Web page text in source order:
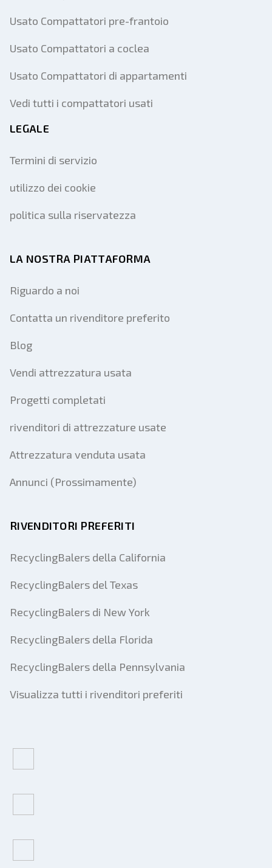
Usato Compattatori pre-frantoio
Usato Compattatori a coclea
Usato Compattatori di appartamenti
Vedi tutti i compattatori usati
LEGALE
Termini di servizio
utilizzo dei cookie
politica sulla riservatezza
LA NOSTRA PIATTAFORMA
Riguardo a noi
Contatta un rivenditore preferito
Blog
Vendi attrezzatura usata
Progetti completati
rivenditori di attrezzature usate
Attrezzatura venduta usata
Annunci (Prossimamente)
RIVENDITORI PREFERITI
RecyclingBalers della California
RecyclingBalers del Texas
RecyclingBalers di New York
RecyclingBalers della Florida
RecyclingBalers della Pennsylvania
Visualizza tutti i rivenditori preferiti